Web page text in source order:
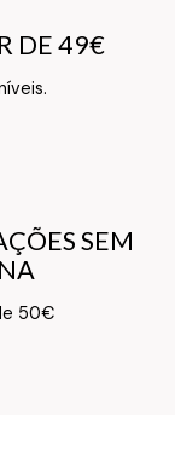
DE 49€
DE 49€
SEM
50€
SEM